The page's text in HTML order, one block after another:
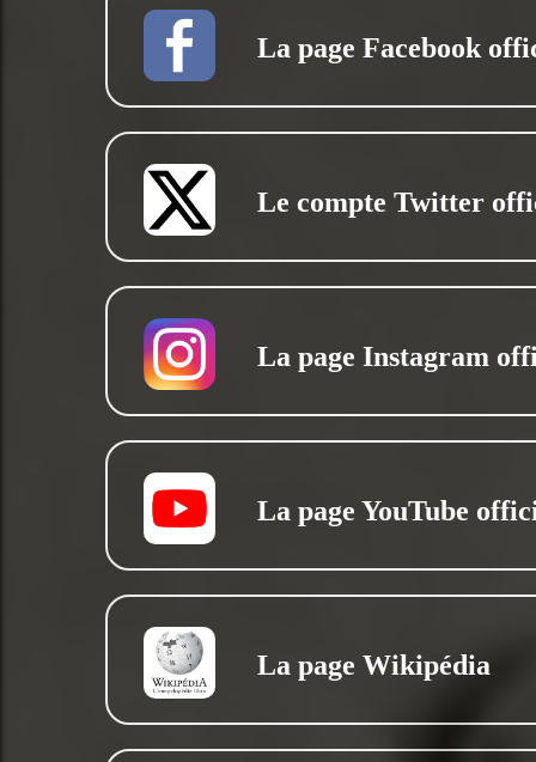
La page Facebook
Le compte Twitter
La page Instagram
La page YouTube
La page Wikipédia